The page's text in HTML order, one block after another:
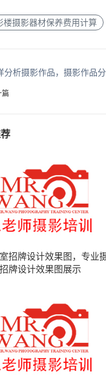
楼摄影器材保养费用计算
篇
招牌设计效果图，专业
牌设计效果图展示